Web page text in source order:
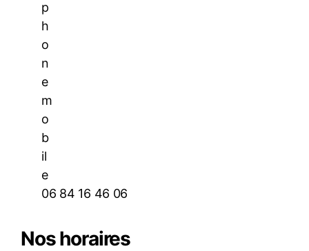
06 84 16 46 06
Nos horaires